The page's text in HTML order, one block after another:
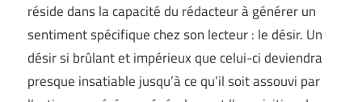
réside dans la capacité du rédacteur à générer un
sentiment spécifique chez son lecteur : le désir. Un
désir si brûlant et impérieux que celui-ci deviendra
presque insatiable jusqu’à ce qu’il soit assouvi par